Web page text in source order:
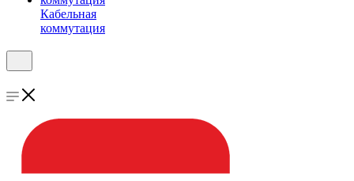
Кабельная
коммутация